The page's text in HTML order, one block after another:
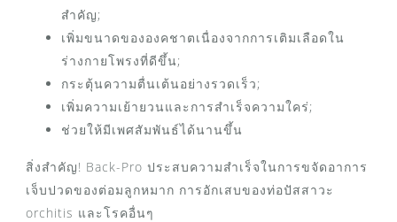
สำคัญ;
เพิ่มขนาดขององคชาตเนื่องจากการเติมเลือดใน
ร่างกายโพรงที่ดีขึ้น;
กระตุ้นความตื่นเต้นอย่างรวดเร็ว;
เพิ่มความเย้ายวนและการสำเร็จความใคร่;
ช่วยให้มีเพศสัมพันธ์ได้นานขึ้น
สิ่งสำคัญ! Back-Pro ประสบความสำเร็จในการขจัดอาการ
เจ็บปวดของต่อมลูกหมาก การอักเสบของท่อปัสสาวะ
orchitis และโรคอื่นๆ